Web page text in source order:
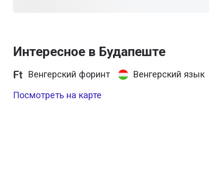
Интересное в Будапеште
Венгерский форинт
Венгерский язык
Посмотреть на карте